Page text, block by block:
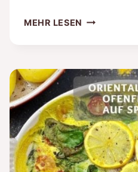
MEHR LESEN GESUNDES
REZEPTE
FÜR
EIN
GESUNDES
ENGLISCH
BREAKFAST